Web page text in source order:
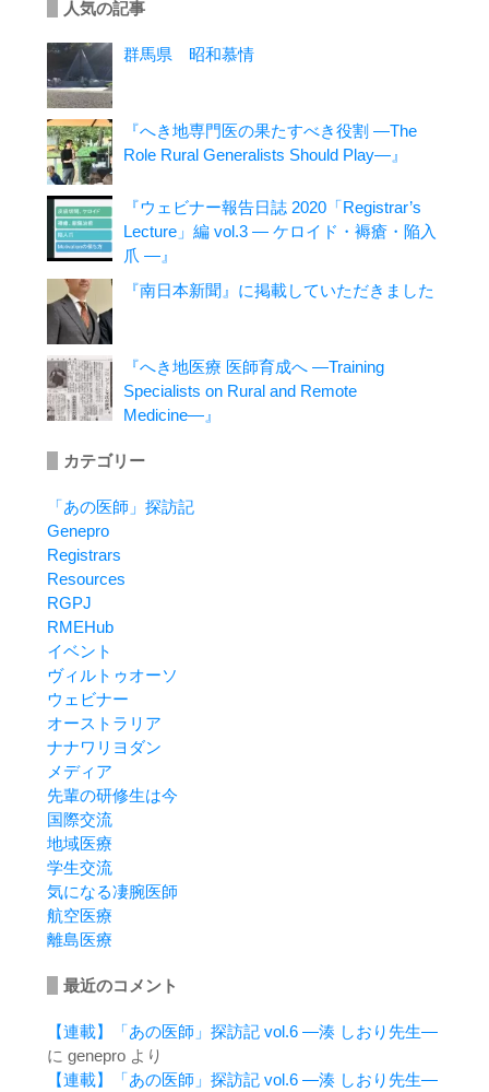
人気の記事
群馬県 昭和慕情
『へき地専門医の果たすべき役割 ―The
Role Rural Generalists Should Play―』
『ウェビナー報告日誌 2020「Registrar’s
Lecture」編 vol.3 ― ケロイド・褥瘡・陥入
爪 ―』
『南日本新聞』に掲載していただきました
『へき地医療 医師育成へ ―Training
Specialists on Rural and Remote
Medicine―』
カテゴリー
「あの医師」探訪記
Genepro
Registrars
Resources
RGPJ
RMEHub
イベント
ヴィルトゥオーソ
ウェビナー
オーストラリア
ナナワリヨダン
メディア
先輩の研修生は今
国際交流
地域医療
学生交流
気になる凄腕医師
航空医療
離島医療
最近のコメント
【連載】「あの医師」探訪記 vol.6 ―湊 しおり先生―
に geneproより
【連載】「あの医師」探訪記 vol.6 ―湊 しおり先生―